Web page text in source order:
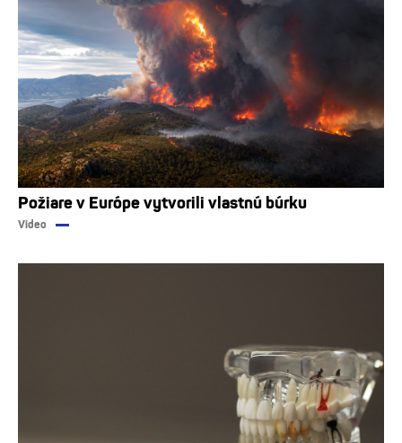
Požiare v Európe vytvorili vlastnú búrku
Video